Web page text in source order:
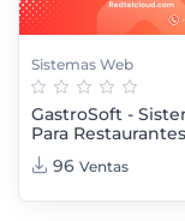
Sistemas Web
GastroSoft -
Para Restaurantes
96 Ventas